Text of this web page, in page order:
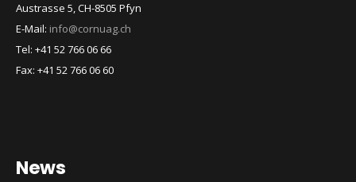
Austrasse 5, CH-8505 Pfyn
E-Mail: info@cornuag.ch
Tel: +41 52 766 06 66
Fax: +41 52 766 06 60
News